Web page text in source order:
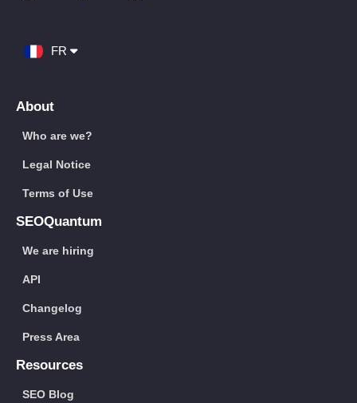
FR
About
Who are we?
Legal Notice
Terms of Use
SEOQuantum
We are hiring
API
Changelog
Press Area
Resources
SEO Blog